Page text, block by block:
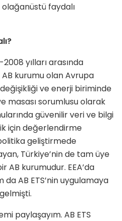
olağanüstü faydalı
yılları arasında
kurumu olan Avrupa
ve enerji biriminde
masası sorumlusu olarak
güvenilir veri ve bilgi
için değerlendirme
geliştirmede
Türkiye’nin de tam üye
AB kurumudur. EEA’da
da AB ETS’nin uygulamaya
paylaşayım. AB ETS